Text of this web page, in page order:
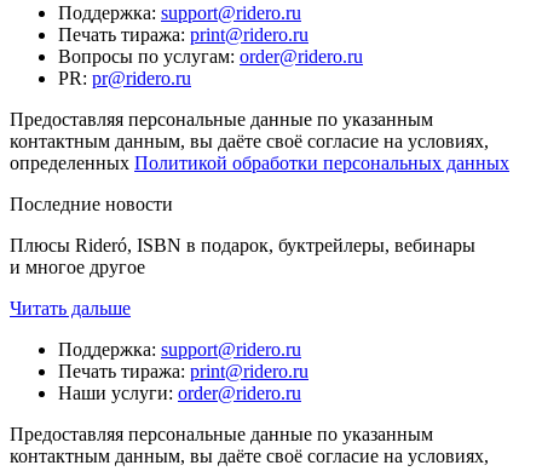
Поддержка: support@ridero.ru
Печать тиража: print@ridero.ru
Вопросы по услугам: order@ridero.ru
PR: pr@ridero.ru
Предоставляя персональные данные по указанным
контактным данным, вы даёте своё согласие на условиях,
определенных Политикой обработки персональных данных
Последние новости
Плюсы Rideró, ISBN в подарок, буктрейлеры, вебинары
и многое другое
Читать дальше
Поддержка: support@ridero.ru
Печать тиража: print@ridero.ru
Наши услуги: order@ridero.ru
Предоставляя персональные данные по указанным
контактным данным, вы даёте своё согласие на условиях,